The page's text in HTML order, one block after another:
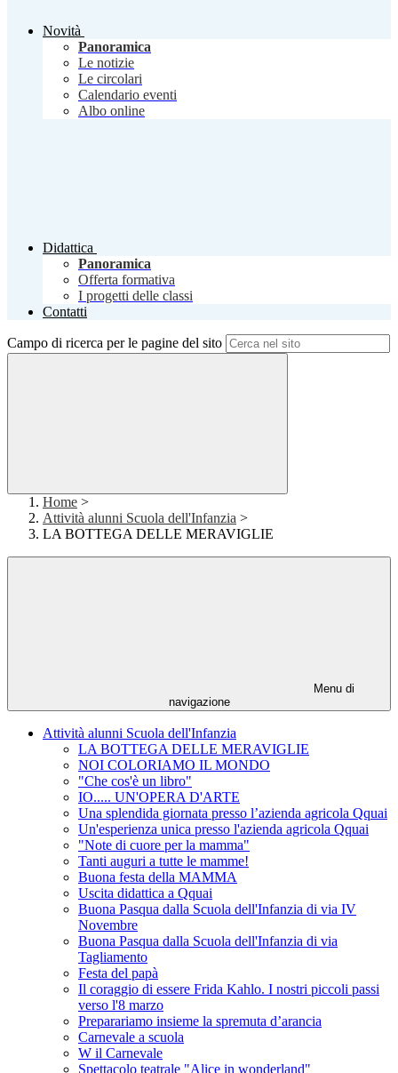
Novità
Panoramica
Le notizie
Le circolari
Calendario eventi
Albo online
Didattica
Panoramica
Offerta formativa
I progetti delle classi
Contatti
Campo di ricerca per le pagine del sito
Home >
Attività alunni Scuola dell'Infanzia >
LA BOTTEGA DELLE MERAVIGLIE
Menu di
navigazione
Attività alunni Scuola dell'Infanzia
LA BOTTEGA DELLE MERAVIGLIE
NOI COLORIAMO IL MONDO
"Che cos'è un libro"
IO..... UN'OPERA D'ARTE
Una splendida giornata presso l’azienda agricola Qquai
Un'esperienza unica presso l'azienda agricola Qquai
"Note di cuore per la mamma"
Tanti auguri a tutte le mamme!
Buona festa della MAMMA
Uscita didattica a Qquai
Buona Pasqua dalla Scuola dell'Infanzia di via IV
Novembre
Buona Pasqua dalla Scuola dell'Infanzia di via
Tagliamento
Festa del papà
Il coraggio di essere Frida Kahlo. I nostri piccoli passi
verso l'8 marzo
Preparariamo insieme la spremuta d’arancia
Carnevale a scuola
W il Carnevale
Spettacolo teatrale "Alice in wonderland"